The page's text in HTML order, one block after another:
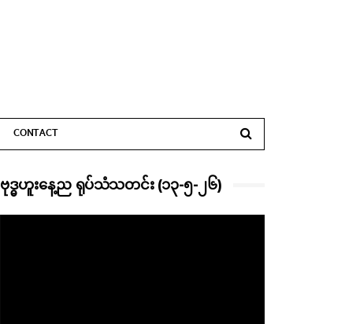
CONTACT
ဗုဒ္ဓဟူးနေ့ည ရုပ်သံသတင်း (၁၃-၅-၂၆)